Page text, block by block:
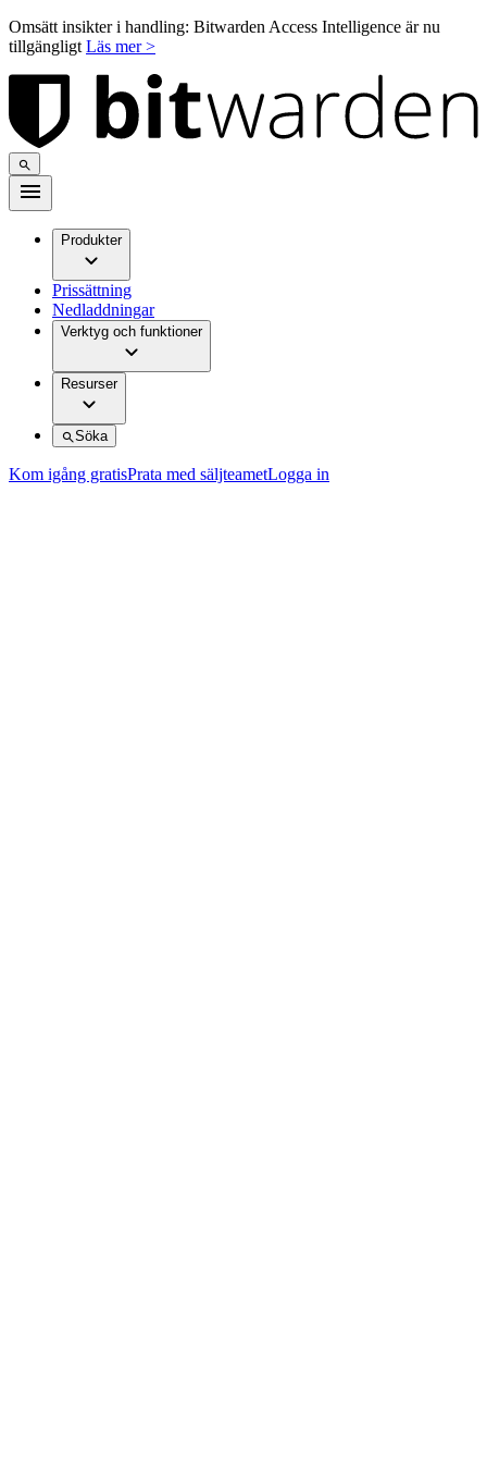
Omsätt insikter i handling: Bitwarden Access Intelligence är nu
tillgängligt Läs mer >
Produkter
Prissättning
Nedladdningar
Verktyg och funktioner
Resurser
Söka
Kom igång gratisPrata med säljteametLogga in